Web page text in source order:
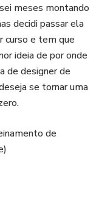
meses montando
decidi passar ela
curso e tem que
ideia de por onde
de designer de
se tornar uma
de